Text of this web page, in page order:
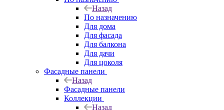
Назад
По назначению
Для дома
Для фасада
Для балкона
Для дачи
Для цоколя
Фасадные панели
Назад
Фасадные панели
Коллекции
Назад